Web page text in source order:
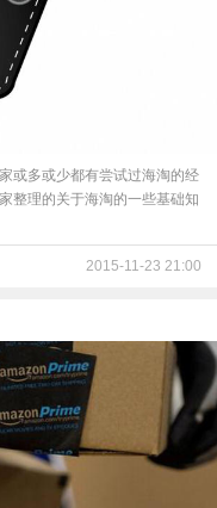
或多或少都有尝试过海淘的经
整理的关于海淘的一些基础知
2015-11-23 21:00